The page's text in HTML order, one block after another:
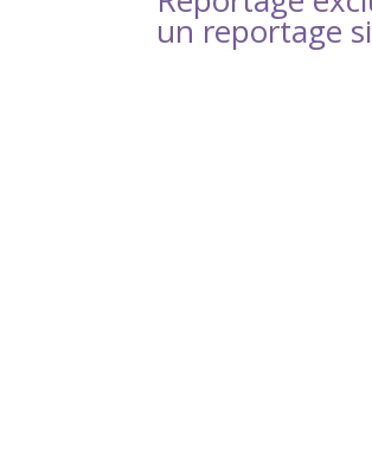
un reportage